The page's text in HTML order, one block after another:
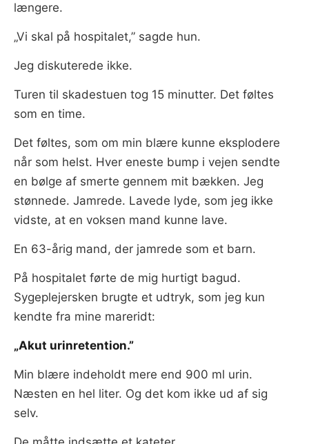
længere.
„Vi skal på hospitalet,” sagde hun.
Jeg diskuterede ikke.
Turen til skadestuen tog 15 minutter. Det føltes
som en time.
Det føltes, som om min blære kunne eksplodere
når som helst. Hver eneste bump i vejen sendte
en bølge af smerte gennem mit bækken. Jeg
stønnede. Jamrede. Lavede lyde, som jeg ikke
vidste, at en voksen mand kunne lave.
En 63-årig mand, der jamrede som et barn.
På hospitalet førte de mig hurtigt bagud.
Sygeplejersken brugte et udtryk, som jeg kun
kendte fra mine mareridt:
„Akut urinretention.”
Min blære indeholdt mere end 900 ml urin.
Næsten en hel liter. Og det kom ikke ud af sig
selv.